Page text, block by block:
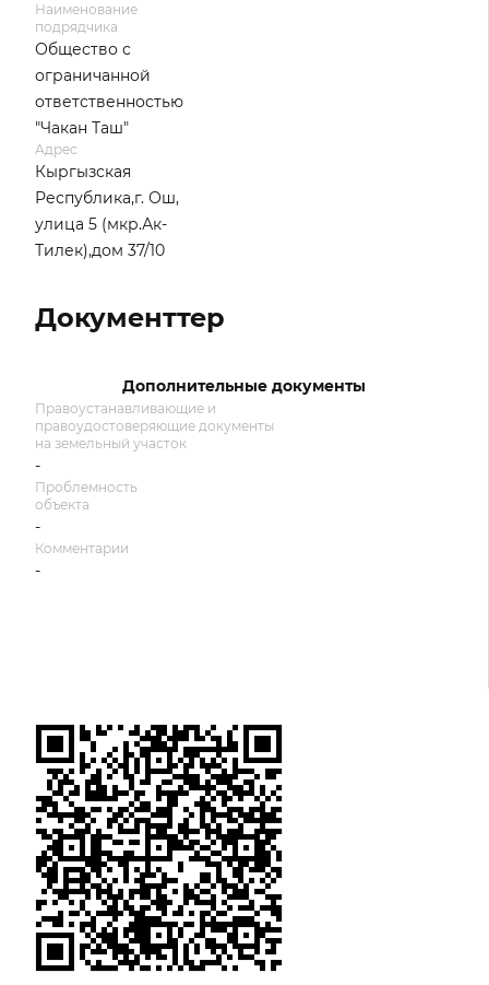
Наименование
подрядчика
Общество с
ограничанной
ответственностью
"Чакан Таш"
Адрес
Кыргызская
Республика,г. Ош,
улица 5 (мкр.Ак-
Тилек),дом 37/10
Документтер
Дополнительные документы
Правоустанавливающие и
правоудостоверяющие документы
на земельный участок
-
Проблемность
объекта
-
Комментарии
-